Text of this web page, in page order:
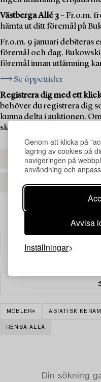
Genom att klicka på
lagring av cookies på
navigeringen på
användning och
Avvisa
Inställningar
Västberga Allé 3– Fr.o.m.
hämta ut ditt föremål på
Fr.o.m. 9 januari debiteras
föremål och dag.
föremål innan utlämning
⟶ Se öppettider
Registrera dig med ett klick
behöver du registrera dig
kunna delta i auktionen.
skapa ett kundkonto först.
MÖBLER ASIATISK
RENSA ALLA
Din sökning